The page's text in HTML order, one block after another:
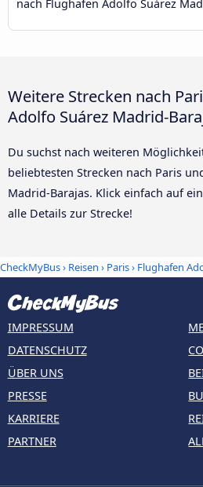
nach Flughafen Adolfo Suárez
Weitere Strecken nach
Adolfo Suárez Madrid-
Du suchst nach weiteren
beliebtesten Strecken nach Paris
Madrid-Barajas. Klick einfach auf
alle Details zur Strecke!
CheckMyBus› Reisen › Paris› Flughafen
IMPRESSUM
DATENSCHUTZ
ÜBER UNS
PRESSE
KARRIERE
PARTNER